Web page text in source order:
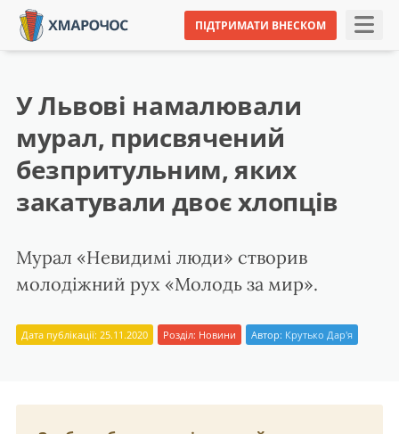
ПІДТРИМАТИ ВНЕСКОМ
У Львові намалювали
мурал, присвячений
безпритульним, яких
закатували двоє хлопців
Мурал «Невидимі люди» створив
молодіжний рух «Молодь за мир».
Дата публікації: 25.11.2020 Розділ: Новини Автор: Крутько Дар'я